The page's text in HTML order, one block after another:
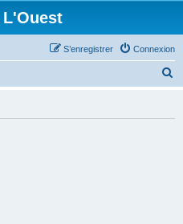
L'Ouest
Connexion
S’enregistrer